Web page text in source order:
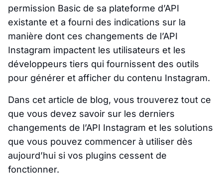
permission Basic de sa plateforme d’API
existante et a fourni des indications sur la
manière dont ces changements de l’API
Instagram impactent les utilisateurs et les
développeurs tiers qui fournissent des outils
pour générer et afficher du contenu Instagram.
Dans cet article de blog, vous trouverez tout ce
que vous devez savoir sur les derniers
changements de l’API Instagram et les solutions
que vous pouvez commencer à utiliser dès
aujourd’hui si vos plugins cessent de
fonctionner.